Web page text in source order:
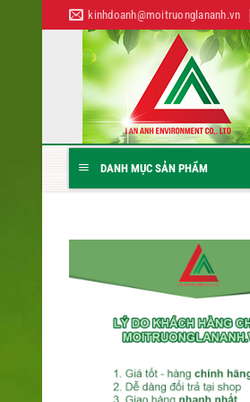
qua
kinhdoanh@moitruonglananh.vn
DANH MỤC SẢN PHẨM